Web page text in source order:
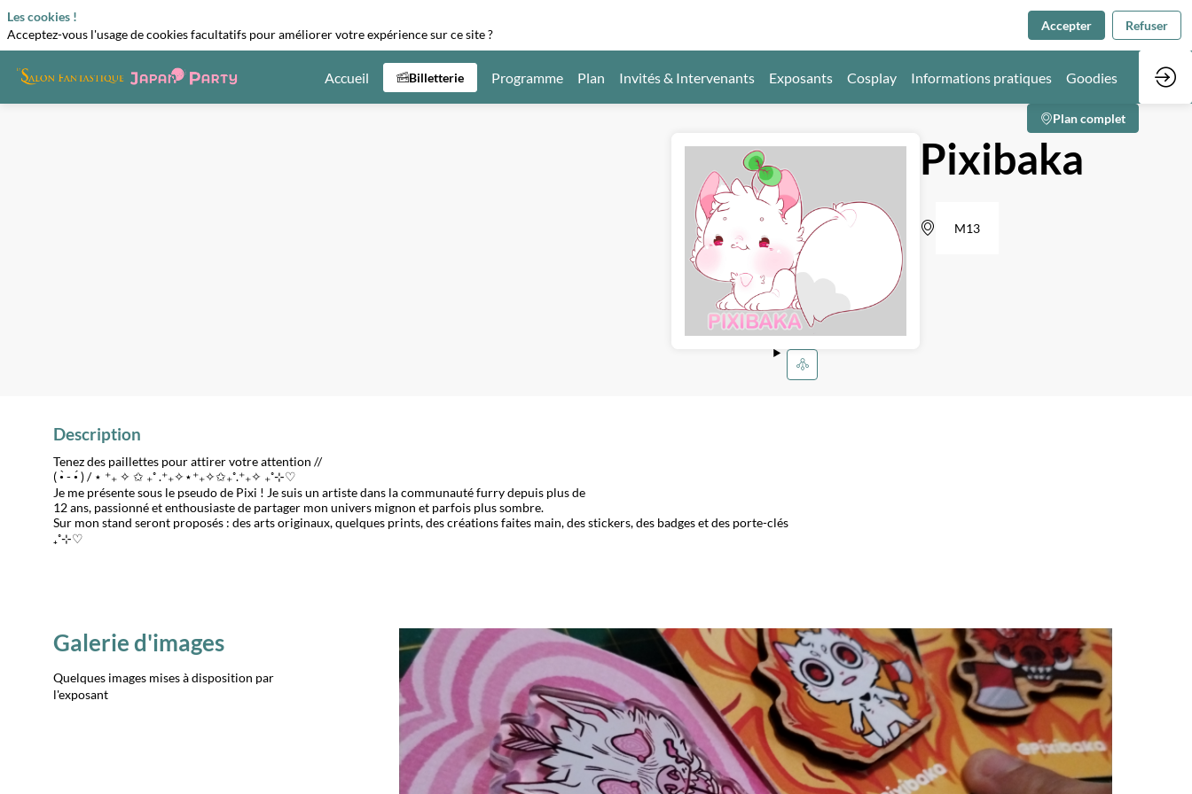
Accueil Billetterie Programme Plan Invités & Intervenants Exposants Cosplay Informations pratiques Goodies
Plan complet
Pixibaka
M13
Description
Tenez des paillettes pour attirer votre attention //
( •̀ - •́ ) / ⋆ ⁺₊ ✧ ✩ ₊˚ .⁺₊✧⋆⁺₊✧✩₊˚.⁺₊✧ ₊˚⊹♡
Je me présente sous le pseudo de Pixi ! Je suis un artiste dans la communauté furry depuis plus de
12 ans, passionné et enthousiaste de partager mon univers mignon et parfois plus sombre.
Sur mon stand seront proposés : des arts originaux, quelques prints, des créations faites main, des stickers, des badges et des porte-clés
₊˚⊹♡
Galerie d'images
Quelques images mises à disposition par
l'exposant
Les cookies !
Acceptez-vous l'usage de cookies facultatifs pour améliorer votre expérience sur ce site ?
Accepter Refuser